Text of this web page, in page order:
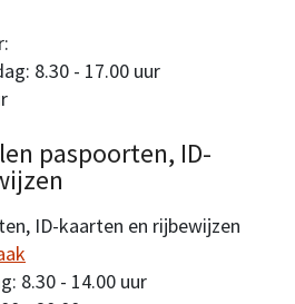
8.30 - 17.00 uur
paspoorten, ID-
ID-kaarten en rijbewijzen
8.30 - 14.00 uur